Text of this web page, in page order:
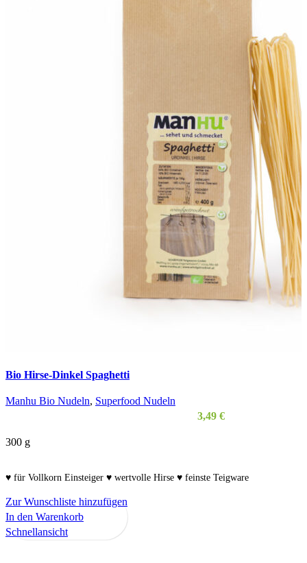
Bio Hirse-Dinkel Spaghetti
Manhu Bio Nudeln, Superfood Nudeln
3,49 €
300 g
♥ für Vollkorn Einsteiger ♥ wertvolle Hirse ♥ feinste Teigware
Zur Wunschliste hinzufügen
In den Warenkorb
Schnellansicht